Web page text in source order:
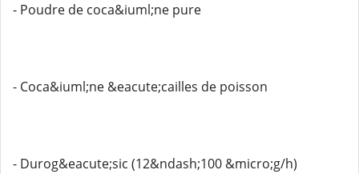
- Poudre de coca&iuml;ne pure
- Coca&iuml;ne &eacute;cailles de poisson
- Durog&eacute;sic (12&ndash;100 &micro;g/h)